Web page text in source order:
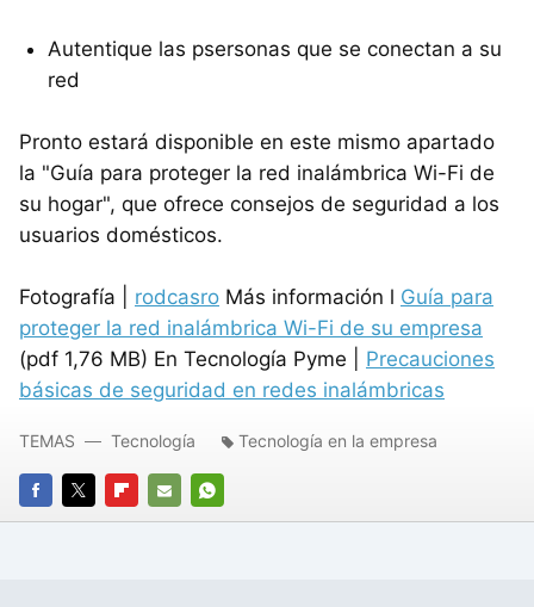
Autentique las psersonas que se conectan a su
red
Pronto estará disponible en este mismo apartado
la "Guía para proteger la red inalámbrica Wi-Fi de
su hogar", que ofrece consejos de seguridad a los
usuarios domésticos.
Fotografía | rodcasro Más información l Guía para
proteger la red inalámbrica Wi-Fi de su empresa
(pdf 1,76 MB) En Tecnología Pyme | Precauciones
básicas de seguridad en redes inalámbricas
FACEBOOK
TWITTERFLIPBOARD
E-
WHATSAPP
TEMAS Tecnología Tecnología en la empresa